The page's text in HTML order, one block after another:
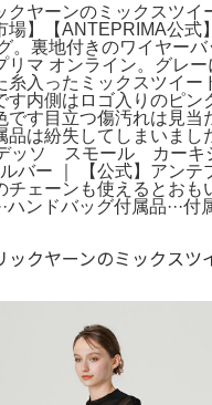
クヤーンのミックスツイ
場】【ANTEPRIMA公式
。裏地付きのワイヤーバ
リマ オンライン。グレ
糸入ったミックスツイー
す内側はロゴ入りのピン
です目立つ傷汚れは見当
は紛失してしまいまし
ッソ スモール カーキ
バー ｜ 【公式】アンテ
チェーンも使えるとおも
ハンドバッグ付属品···付